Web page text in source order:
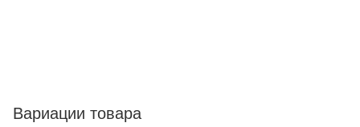
Вариации товара